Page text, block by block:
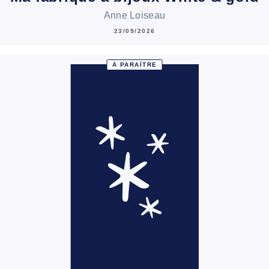
Anne Loiseau
23/09/2026
À PARAÎTRE